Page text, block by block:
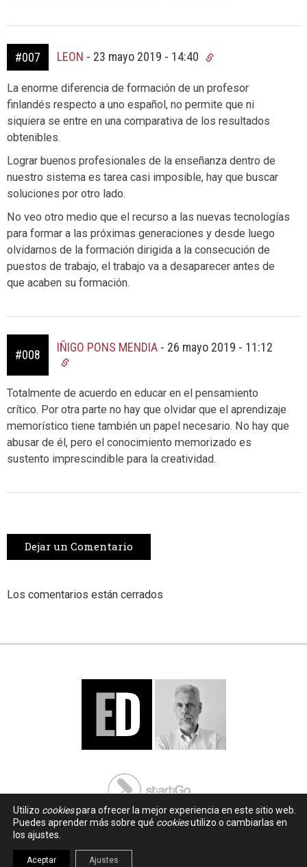
#007 LEON - 23 mayo 2019 - 14:40
La enorme diferencia de formación de un profesor
finlandés respecto a uno español, no permite que ni
siquiera se entre en una comparativa de los resultados
obtenibles.
Lograr buenos profesionales de la enseñanza dentro de
nuestro sistema es tarea casi imposible, hay que buscar
soluciones por otro lado.
No veo otro medio que el recurso a las nuevas tecnologías
para formar a las próximas generaciones y desde luego
olvidarnos de la formación dirigida a la consecución de
puestos de trabajo, el trabajo va a desaparecer antes de
que acaben su formación.
#008
IÑIGO PONS MENDIA - 26 mayo 2019 - 11:12
Totalmente de acuerdo en educar en el pensamiento
crítico. Por otra parte no hay que olvidar que el aprendizaje
memorístico tiene también un papel necesario. No hay que
abusar de él, pero el conocimiento memorizado es
sustento imprescindible para la creatividad.
Dejar un Comentario
Los comentarios están cerrados
Utilizo cookiespara ofrecer la mejor experiencia en este sitio web.
Puedes aprender más sobre qué cookiesutilizo o cambiarlas en
los ajustes.
Aceptar Ajustes